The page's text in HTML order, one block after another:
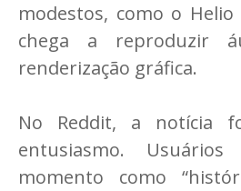
modestos, como o
chega a reproduzir
renderização gráfica.
No Reddit, a notícia
entusiasmo.
momento como